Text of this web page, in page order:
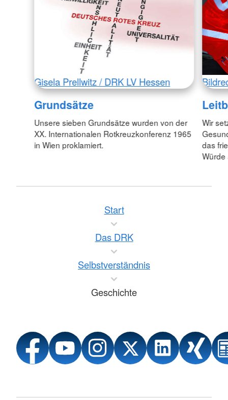
Gisela Prellwitz / DRK LV Hessen
Grundsätze
Unsere sieben Grundsätze wurden von der
XX. Internationalen Rotkreuzkonferenz 1965
in Wien proklamiert.
Wir
das
Würde
Start
Das DRK
Selbstverständnis
Geschichte